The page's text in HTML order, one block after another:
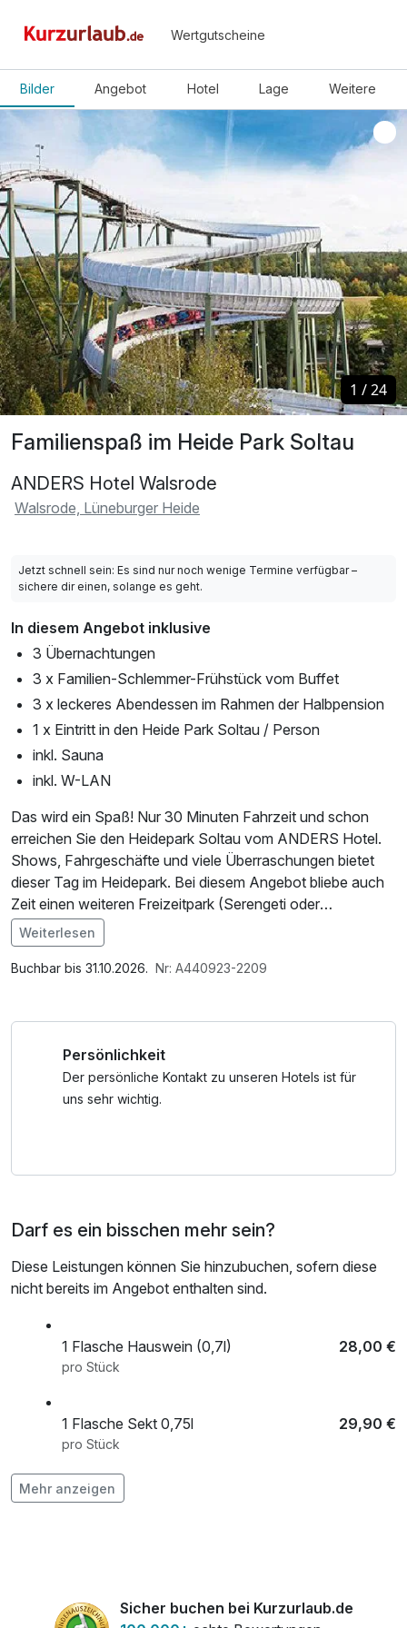
Wertgutscheine
Bilder Angebot Hotel Lage Weitere
Familienspaß im Heide Park Soltau
ANDERS Hotel Walsrode
Walsrode, Lüneburger Heide
1 /24
1 /24
Jetzt schnell sein: Es sind nur noch wenige Termine verfügbar –
sichere dir einen, solange es geht.
In diesem Angebot inklusive
3 Übernachtungen
3 x Familien-Schlemmer-Frühstück vom Buffet
3 x leckeres Abendessen im Rahmen der Halbpension
1 x Eintritt in den Heide Park Soltau / Person
inkl. Sauna
inkl. W-LAN
Das wird ein Spaß! Nur 30 Minuten Fahrzeit und schon
erreichen Sie den Heidepark Soltau vom ANDERS Hotel.
Shows, Fahrgeschäfte und viele Überraschungen bietet
dieser Tag im Heidepark. Bei diesem Angebot bliebe auch
Zeit einen weiteren Freizeitpark (Serengeti oder
Vogelspark) zu besuchen.
Das Abendessen findet in unserem Erlebnis-Restaurant
auf Ihre Vorlieben an und reservieren Ihnen einen Tisch in
einem Lokal im Ort.
Im Angebot enthalten
W-LAN Nutzung / Internetnutzung, Nutzung Öffentliches
Weiterlesen
Buchbar bis 31.10.2026. Nr: A440923-2209
Persönlichkeit
Der persönliche Kontakt zu unseren Hotels ist für
uns sehr wichtig.
Darf es ein bisschen mehr sein?
Diese Leistungen können Sie hinzubuchen, sofern diese
nicht bereits im Angebot enthalten sind.
1 Flasche Hauswein (0,7l) 28,00 €
pro Stück
1 Flasche Sekt 0,75l 29,90 €
pro Stück
3-Gang-Candle-Light-Dinner
Mehr anzeigen
Sicher buchen bei Kurzurlaub.de